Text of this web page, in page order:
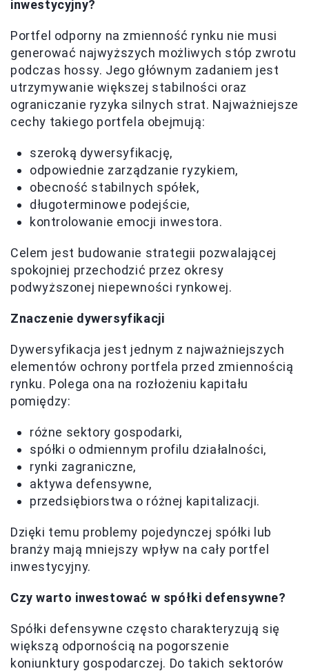
inwestycyjny?
Portfel odporny na zmienność rynku nie musi
generować najwyższych możliwych stóp zwrotu
podczas hossy. Jego głównym zadaniem jest
utrzymywanie większej stabilności oraz
ograniczanie ryzyka silnych strat. Najważniejsze
cechy takiego portfela obejmują:
szeroką dywersyfikację,
odpowiednie zarządzanie ryzykiem,
obecność stabilnych spółek,
długoterminowe podejście,
kontrolowanie emocji inwestora.
Celem jest budowanie strategii pozwalającej
spokojniej przechodzić przez okresy
podwyższonej niepewności rynkowej.
Znaczenie dywersyfikacji
Dywersyfikacja jest jednym z najważniejszych
elementów ochrony portfela przed zmiennością
rynku. Polega ona na rozłożeniu kapitału
pomiędzy:
różne sektory gospodarki,
spółki o odmiennym profilu działalności,
rynki zagraniczne,
aktywa defensywne,
przedsiębiorstwa o różnej kapitalizacji.
Dzięki temu problemy pojedynczej spółki lub
branży mają mniejszy wpływ na cały portfel
inwestycyjny.
Czy warto inwestować w spółki defensywne?
Spółki defensywne często charakteryzują się
większą odpornością na pogorszenie
koniunktury gospodarczej. Do takich sektorów